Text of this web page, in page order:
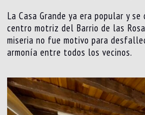
La Casa Grande ya era popular y
centro motriz del Barrio de las
miseria no fue motivo para
armonía entre todos los vecinos.